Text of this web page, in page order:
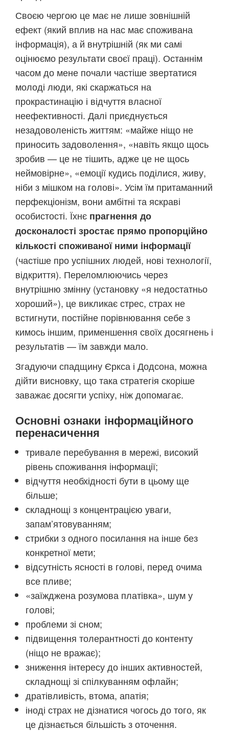
Своєю чергою це має не лише зовнішній
ефект (який вплив на нас має споживана
інформація), а й внутрішній (як ми самі
оцінюємо результати своєї праці). Останнім
часом до мене почали частіше звертатися
молоді люди, які скаржаться на
прокрастинацію і відчуття власної
неефективності. Далі приєднується
незадоволеність життям: «майже ніщо не
приносить задоволення», «навіть якщо щось
зробив — це не тішить, адже це не щось
неймовірне», «емоції кудись поділися, живу,
ніби з мішком на голові». Усім їм притаманний
перфекціонізм, вони амбітні та яскраві
особистості. Їхнє прагнення до
досконалості зростає прямо пропорційно
кількості споживаної ними інформації
(частіше про успішних людей, нові технології,
відкриття). Переломлюючись через
внутрішню змінну (установку «я недостатньо
хороший»), це викликає стрес, страх не
встигнути, постійне порівнювання себе з
кимось іншим, применшення своїх досягнень і
результатів — їм завжди мало.
Згадуючи спадщину Єркса і Додсона, можна
дійти висновку, що така стратегія скоріше
заважає досягти успіху, ніж допомагає.
Основні ознаки інформаційного
перенасичення
тривале перебування в мережі, високий
рівень споживання інформації;
відчуття необхідності бути в цьому ще
більше;
складнощі з концентрацією уваги,
запам’ятовуванням;
стрибки з одного посилання на інше без
конкретної мети;
відсутність ясності в голові, перед очима
все пливе;
«заїжджена розумова платівка», шум у
голові;
проблеми зі сном;
підвищення толерантності до контенту
(ніщо не вражає);
зниження інтересу до інших активностей,
складнощі зі спілкуванням офлайн;
дратівливість, втома, апатія;
іноді страх не дізнатися чогось до того, як
це дізнається більшість з оточення.